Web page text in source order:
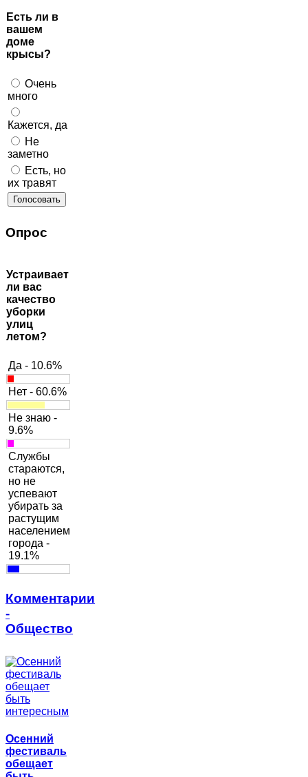
Есть ли в
вашем
доме
крысы?
Очень
много
Кажется, да
Не
заметно
Есть, но
их травят
Опрос
Устраивает
ли вас
качество
уборки
улиц
летом?
Да - 10.6%
Нет - 60.6%
Не знаю -
9.6%
Службы
стараются,
но не
успевают
убирать за
растущим
населением
города -
19.1%
Комментарии
-
Общество
Осенний
фестиваль
обещает